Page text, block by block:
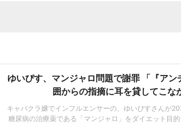
ゆいぴす、マンジャロ問題で謝罪 「『アン
囲からの指摘に耳を貸してこな
キャバクラ嬢でインフルエンサーの、ゆいぴすさんが
糖尿病の治療薬である「マンジャロ」をダイエット目